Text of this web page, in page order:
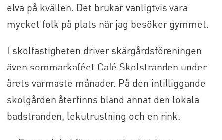
elva på kvällen. Det brukar vanligtvis vara
mycket folk på plats när jag besöker gymmet.
I skolfastigheten driver skärgårdsföreningen
även sommarkaféet Café Skolstranden under
årets varmaste månader. På den intilliggande
skolgården återfinns bland annat den lokala
badstranden, lekutrustning och en rink.